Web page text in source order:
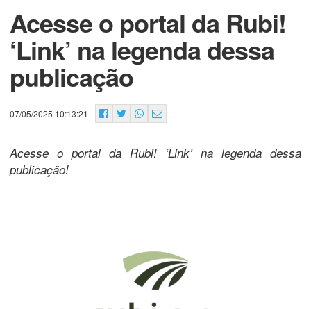
Acesse o portal da Rubi!
‘Link’ na legenda dessa
publicação
07/05/2025 10:13:21
Acesse o portal da Rubi! ‘Link’ na legenda dessa
publicação!